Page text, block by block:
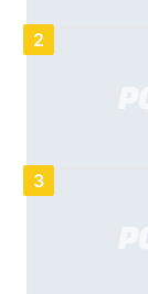
2
3